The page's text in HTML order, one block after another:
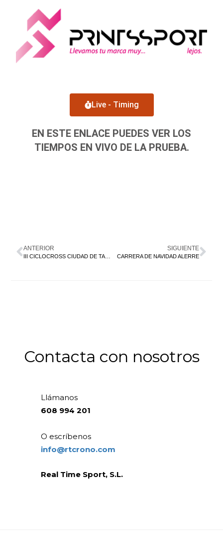
Live - Timing
EN ESTE ENLACE PUEDES VER LOS
TIEMPOS EN VIVO DE LA PRUEBA.
ANTERIOR
III CICLOCROSS CIUDAD DE TARAZONA
SIGUIENTE
CARRERA DE NAVIDAD ALERRE
Contacta con nosotros
Llámanos
608 994 201
O escríbenos
info@rtcrono.com
Real Time Sport, S.L.